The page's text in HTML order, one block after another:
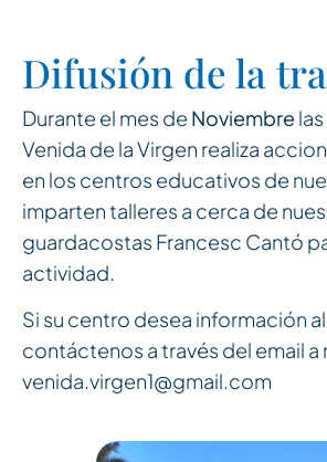
Difusión de la
Durante el mes de Noviembre
Venida de la Virgen realiza
en los centros educativos de
imparten talleres a cerca de
guardacostas Francesc Cantó
actividad.
Si su centro desea información
contáctenos a través del email a
venida.virgen1@gmail.com